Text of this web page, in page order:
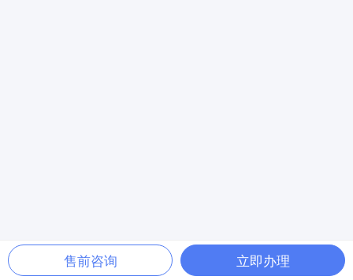
售前咨询 立即办理